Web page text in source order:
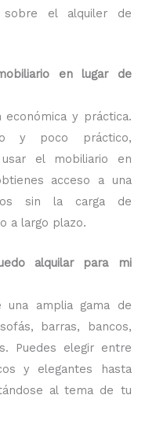
sobre el alquiler de
en lugar de
económica y práctica.
y poco práctico,
el mobiliario en
acceso a una
sin la carga de
a largo plazo.
alquilar para mi
una amplia gama de
barras, bancos,
Puedes elegir entre
y elegantes hasta
al tema de tu